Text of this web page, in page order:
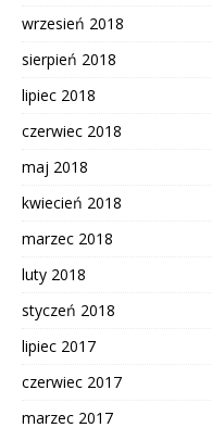
wrzesień 2018
sierpień 2018
lipiec 2018
czerwiec 2018
maj 2018
kwiecień 2018
marzec 2018
luty 2018
styczeń 2018
lipiec 2017
czerwiec 2017
marzec 2017